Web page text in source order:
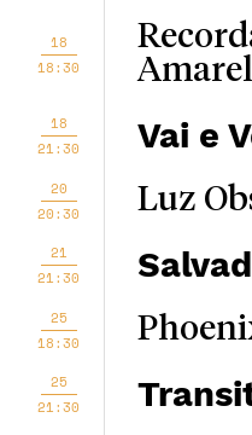
18
18:30
18
21:30
Vai e
20
20:30
Luz
21
21:30
25
18:30
25
21:30